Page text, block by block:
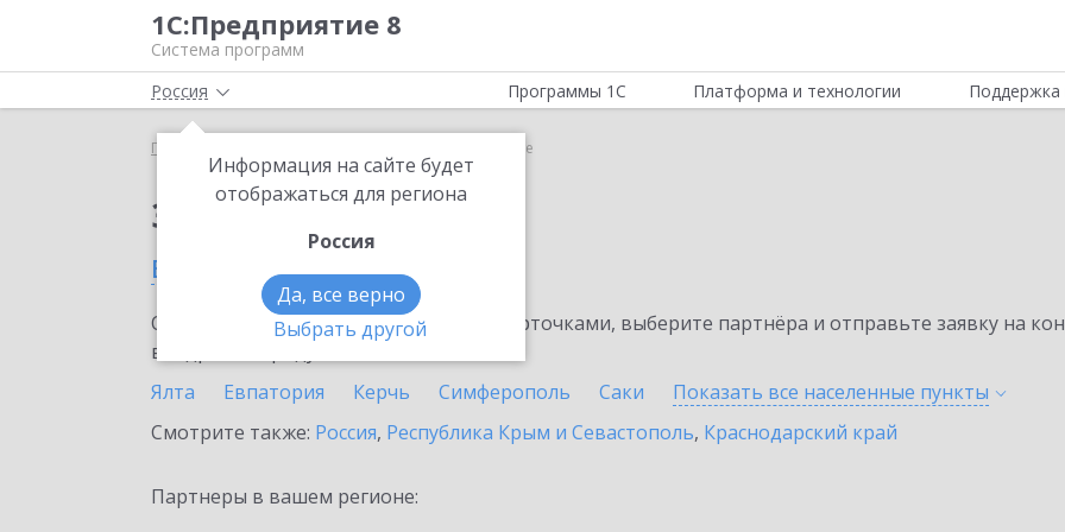
1С:Предприятие 8
Система программ
Россия
Информация на сайте будет
отображаться для региона
Россия
Да, все верно
Выбрать другой
Программы 1С Платформа и технологии Поддержка
Главная mag1c в Алуште
Заказать mag1c
в Алуште
Ознакомьтесь с информационными карточками, выберите партнёра и отправьте заявку на
внедрение продукта.
Ялта
Евпатория Керчь Симферополь Саки Показать все населенные пункты
Смотрите также: Россия, Республика Крым и Севастополь, Краснодарский край
Партнеры в вашем регионе: